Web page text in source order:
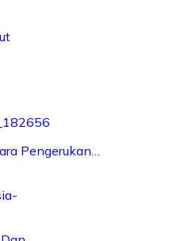
Pengerukan…